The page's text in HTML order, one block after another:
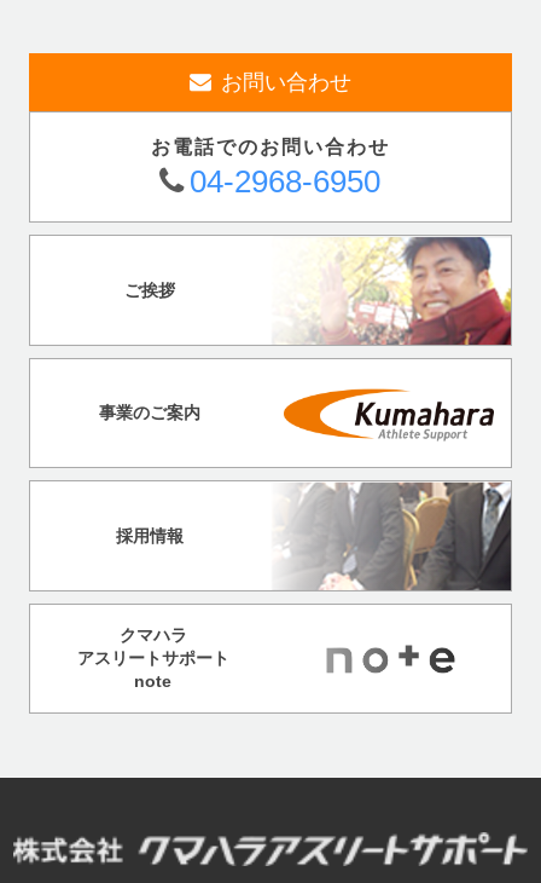
お問い合わせ
お電話でのお問い合わせ
04-2968-6950
ご挨拶
事業のご案内
採用情報
クマハラ
アスリートサポート
note